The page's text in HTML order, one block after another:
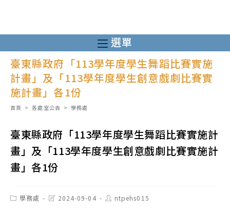
至
主
選單
臺東縣政府「113學年度學生舞蹈比賽實施
計畫」及「113學年度學生創意戲劇比賽實
施計畫」各1份
首頁 > 各處室公告 > 學務處
臺東縣政府「113學年度學生舞蹈比賽實施計
畫」及「113學年度學生創意戲劇比賽實施計
畫」各1份
Post學務處
Post2024-09-04
Post
author:
ntpehs015